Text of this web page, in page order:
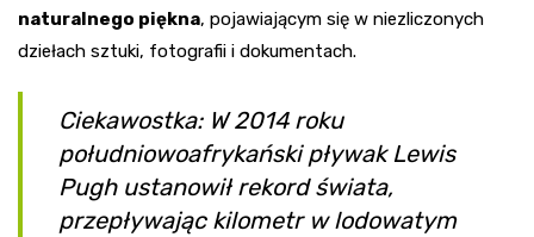
naturalnego piękna, pojawiającym się w niezliczonych
dziełach sztuki, fotografii i dokumentach.
Ciekawostka: W 2014 roku
południowoafrykański pływak Lewis
Pugh ustanowił rekord świata,
przepływając kilometr w lodowatym